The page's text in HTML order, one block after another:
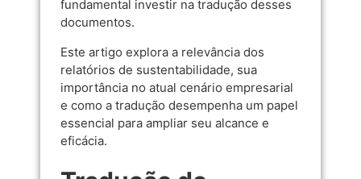
fundamental investir na tradução desses
documentos.
Este artigo explora a relevância dos
relatórios de sustentabilidade, sua
importância no atual cenário empresarial
e como a tradução desempenha um papel
essencial para ampliar seu alcance e
eficácia.